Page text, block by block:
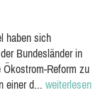
haben sich
Bundesländer in
Reform zu
einer d... weiterlesen